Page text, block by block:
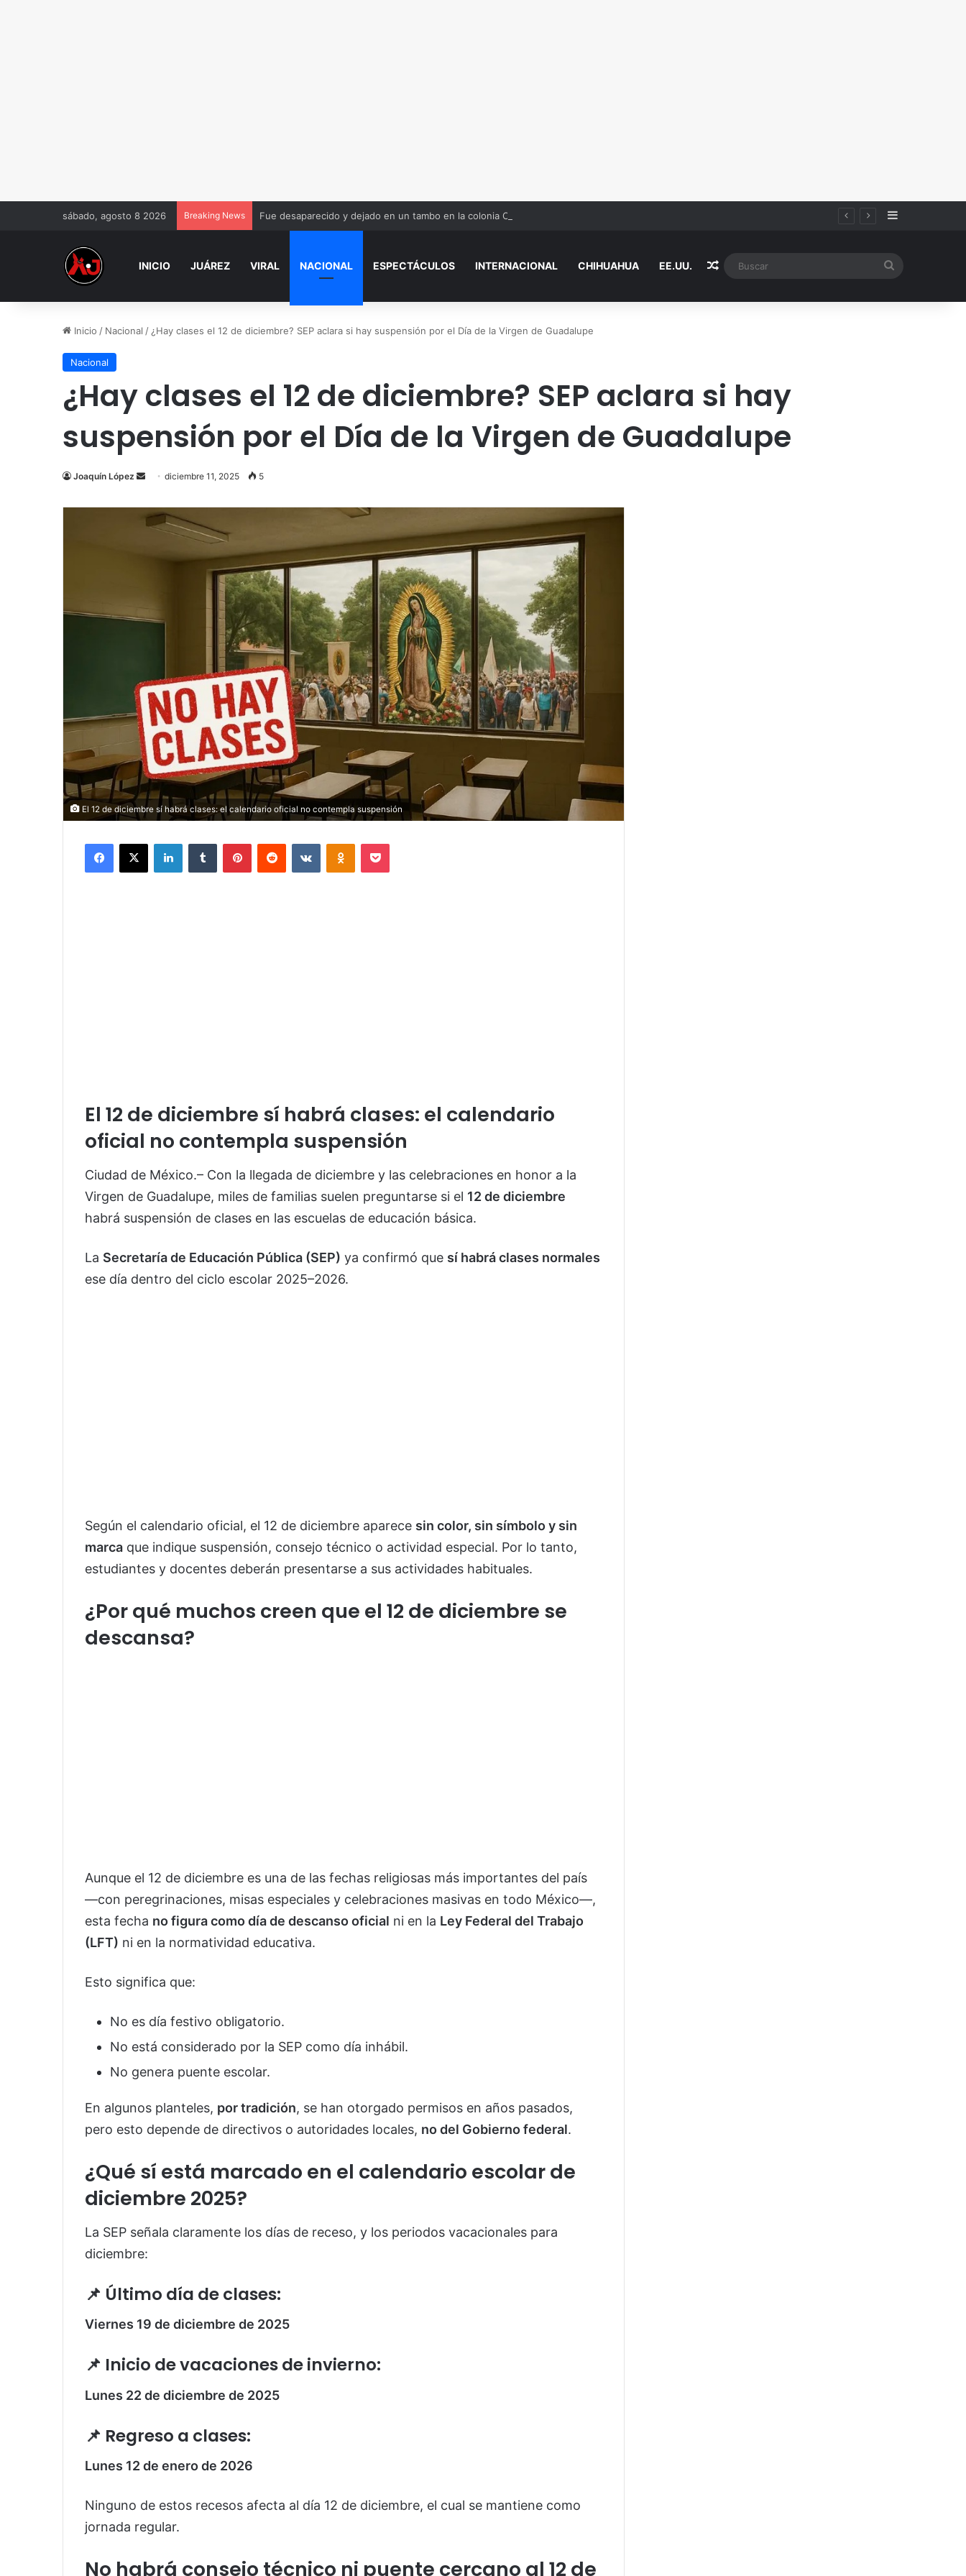
sábado, agosto 8 2026 Breaking News Fue desaparecido y dejado en un tambo en la colonia Olivia Espinoza Sidebar
INICIO JUÁREZ VIRAL NACIONAL ESPECTÁCULOS INTERNACIONAL CHIHUAHUA EE.UU. Random Article
Inicio / Nacional / ¿Hay clases el 12 de diciembre? SEP aclara si hay suspensión por el Día de la Virgen de Guadalupe
Nacional
¿Hay clases el 12 de diciembre? SEP aclara si hay
suspensión por el Día de la Virgen de Guadalupe
Joaquín López
Send
email
diciembre 11, 2025 5
El 12 de diciembre sí habrá clases: el calendario oficial no contempla suspensión
Facebook
X LinkedInTumblr PinterestReddit VKontakteOdnoklassniki
Pocket
El 12 de diciembre sí habrá clases: el calendario
oficial no contempla suspensión
Ciudad de México.– Con la llegada de diciembre y las celebraciones en honor a la
Virgen de Guadalupe, miles de familias suelen preguntarse si el 12 de diciembre
habrá suspensión de clases en las escuelas de educación básica.
La Secretaría de Educación Pública (SEP) ya confirmó que sí habrá clases normales
ese día dentro del ciclo escolar 2025–2026.
Según el calendario oficial, el 12 de diciembre aparece sin color, sin símbolo y sin
marca que indique suspensión, consejo técnico o actividad especial. Por lo tanto,
estudiantes y docentes deberán presentarse a sus actividades habituales.
¿Por qué muchos creen que el 12 de diciembre se
descansa?
Aunque el 12 de diciembre es una de las fechas religiosas más importantes del país
—con peregrinaciones, misas especiales y celebraciones masivas en todo México—,
esta fecha no figura como día de descanso oficial ni en la Ley Federal del Trabajo
(LFT) ni en la normatividad educativa.
Esto significa que:
No es día festivo obligatorio.
No está considerado por la SEP como día inhábil.
No genera puente escolar.
En algunos planteles, por tradición, se han otorgado permisos en años pasados,
pero esto depende de directivos o autoridades locales, no del Gobierno federal.
¿Qué sí está marcado en el calendario escolar de
diciembre 2025?
La SEP señala claramente los días de receso, y los periodos vacacionales para
diciembre:
📌 Último día de clases:
Viernes 19 de diciembre de 2025
📌 Inicio de vacaciones de invierno:
Lunes 22 de diciembre de 2025
📌 Regreso a clases:
Lunes 12 de enero de 2026
Ninguno de estos recesos afecta al día 12 de diciembre, el cual se mantiene como
jornada regular.
No habrá consejo técnico ni puente cercano al 12 de